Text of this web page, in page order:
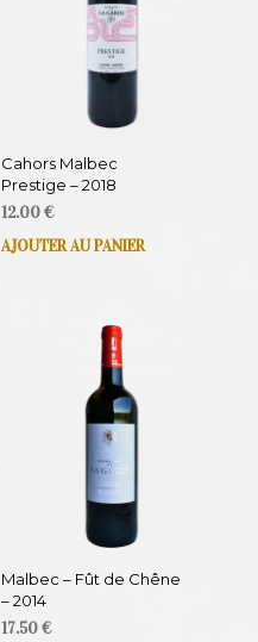
Cahors Malbec
Prestige – 2018
12.00€
AJOUTER AU PANIER
Malbec – Fût de Chêne
– 2014
17.50€